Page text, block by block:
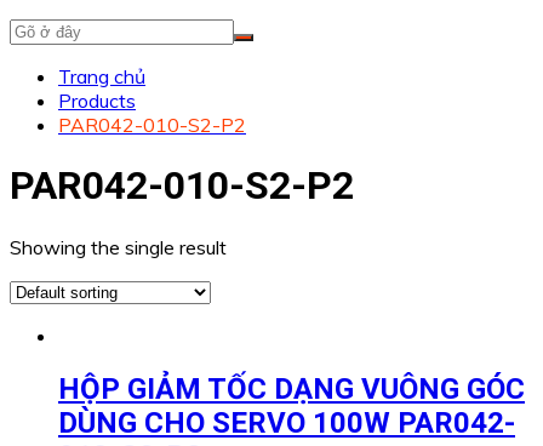
Trang chủ
Products
PAR042-010-S2-P2
PAR042-010-S2-P2
Showing the single result
HỘP GIẢM TỐC DẠNG VUÔNG GÓC
DÙNG CHO SERVO 100W PAR042-